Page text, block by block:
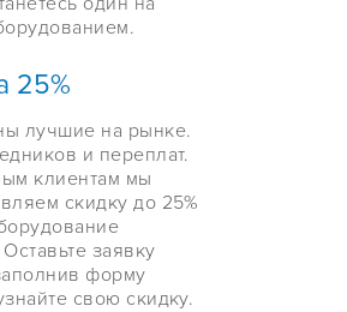
25%
лучшие на рынке.
и переплат.
клиентам мы
скидку до 25%
заявку
форму
свою скидку.